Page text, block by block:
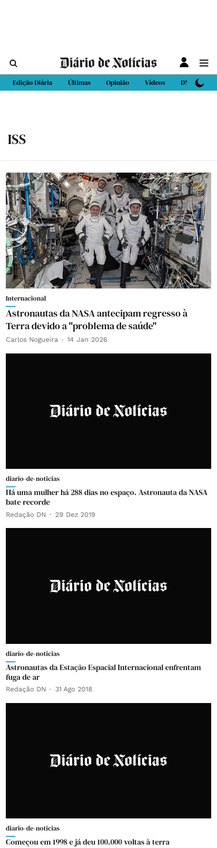
Edição Diária Últimas Opinião Vídeos DN Sport
ISS
Internacional
Astronautas da NASA antecipam regresso à
Terra devido a "problema de saúde"
Carlos Nogueira 14 Jan 2026
diario-de-noticias
Há uma mulher há 288 dias no espaço. Astronauta da NASA
bate recorde
Redação DN 29 Dez 2019
diario-de-noticias
Astronautas da Estação Espacial Internacional enfrentam
fuga de ar
Redação DN 31 Ago 2018
diario-de-noticias
Começou em 1998 e já deu 100.000 voltas à terra